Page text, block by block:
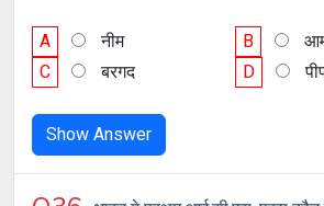
A नीम B
C
बरगद D
Show Answer